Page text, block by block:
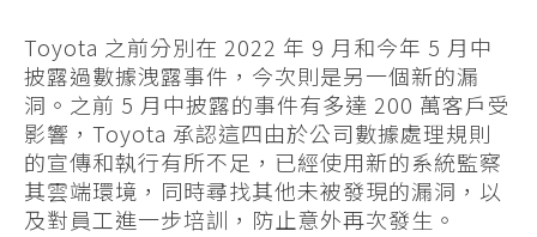
Toyota 之前分別在 2022 年 9 月和今年 5 月中
披露過數據洩露事件，今次則是另一個新的漏
洞。之前 5 月中披露的事件有多達 200 萬客戶受
影響，Toyota 承認這四由於公司數據處理規則
的宣傳和執行有所不足，已經使用新的系統監察
其雲端環境，同時尋找其他未被發現的漏洞，以
及對員工進一步培訓，防止意外再次發生。